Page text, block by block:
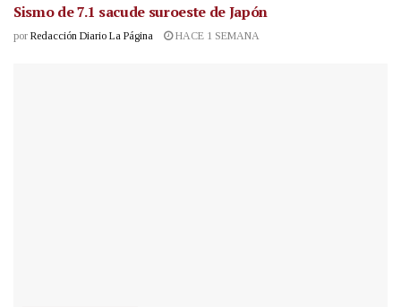
Sismo de 7.1 sacude suroeste de Japón
por Redacción Diario La Página HACE 1 SEMANA